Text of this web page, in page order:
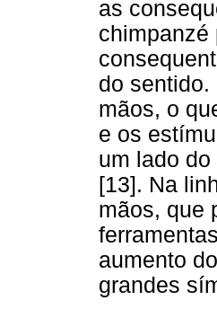
as
chimpanzé
do
mãos, o
e os
um lado
[13]. Na
mãos, que
aumento
grandes